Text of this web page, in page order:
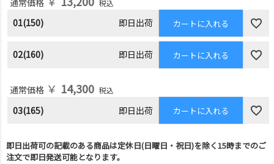
税込
01(150) 即日出荷 カートに入れる
02(160) 即日出荷 カートに入れる
通常価格 ￥ 14,300 税込
03(165) 即日出荷 カートに入れる
即日出荷可の記載のある商品は定休日(日曜日・祝日)を除く15時までのご
注文で即日発送可能となります。